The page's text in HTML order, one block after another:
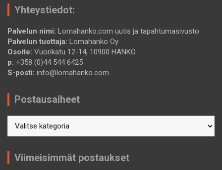
Yhteystiedot:
Palvelun nimi: Lomahanko.com uutis ja tapahtumasivusto
Palvelun tuottaja: Lomahanko Oy
Osoite: Vuorikatu 12-14, 10900 HANKO
p. +358 (0)44 544 6425
S-posti: info@lomahanko.com
Postausaiheet
Viimeisimmät postaukset